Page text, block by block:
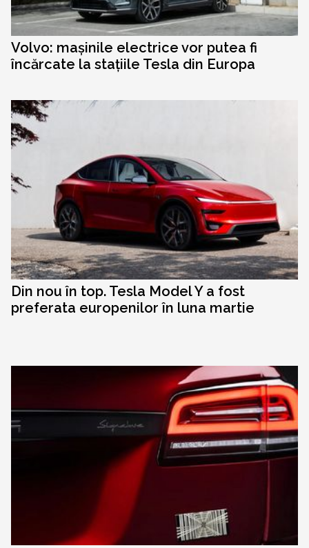
Volvo: mașinile electrice vor putea fi
încărcate la stațiile Tesla din Europa
Din nou în top. Tesla Model Y a fost
preferata europenilor în luna martie